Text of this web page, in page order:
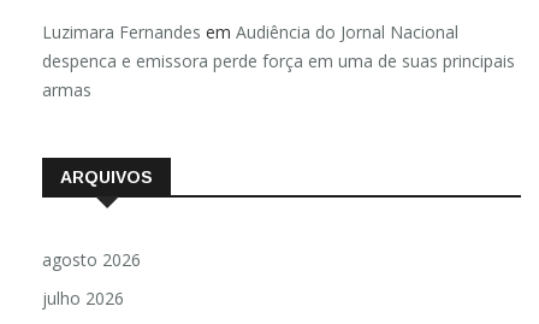
Luzimara Fernandes em Audiência do Jornal Nacional
despenca e emissora perde força em uma de suas principais
armas
ARQUIVOS
agosto 2026
julho 2026